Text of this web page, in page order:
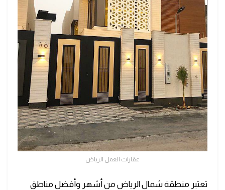
عقارات العمل الرياض
تعتبر منطقة شمال الرياض من أشهر وأفضل مناطق